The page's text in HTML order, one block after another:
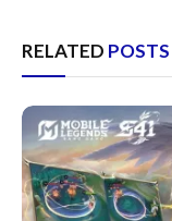
RELATED POSTS